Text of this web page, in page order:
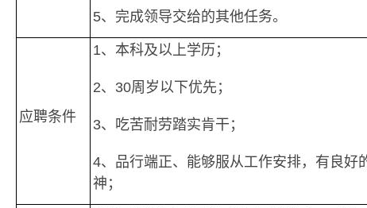
5、完成领导交给的其他任务。
应聘条件
1、本科及以上学历；
2、30周岁以下优先；
3、吃苦耐劳踏实肯干；
4、品行端正、能够服从工作安排，有良好
神；